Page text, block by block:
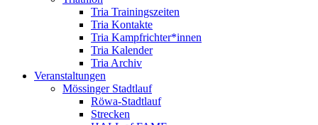
Tria Trainingszeiten
Tria Kontakte
Tria Kampfrichter*innen
Tria Kalender
Tria Archiv
Veranstaltungen
Mössinger Stadtlauf
Röwa-Stadtlauf
Strecken